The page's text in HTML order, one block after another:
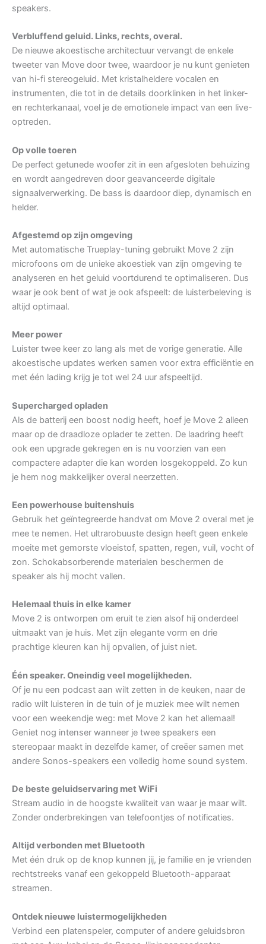
speakers.
Verbluffend geluid. Links, rechts, overal.
De nieuwe akoestische architectuur vervangt de enkele
tweeter van Move door twee, waardoor je nu kunt genieten
van hi-fi stereogeluid. Met kristalheldere vocalen en
instrumenten, die tot in de details doorklinken in het linker-
en rechterkanaal, voel je de emotionele impact van een live-
optreden.
Op volle toeren
De perfect getunede woofer zit in een afgesloten behuizing
en wordt aangedreven door geavanceerde digitale
signaalverwerking. De bass is daardoor diep, dynamisch en
helder.
Afgestemd op zijn omgeving
Met automatische Trueplay-tuning gebruikt Move 2 zijn
microfoons om de unieke akoestiek van zijn omgeving te
analyseren en het geluid voortdurend te optimaliseren. Dus
waar je ook bent of wat je ook afspeelt: de luisterbeleving is
altijd optimaal.
Meer power
Luister twee keer zo lang als met de vorige generatie. Alle
akoestische updates werken samen voor extra efficiëntie en
met één lading krijg je tot wel 24 uur afspeeltijd.
Supercharged opladen
Als de batterij een boost nodig heeft, hoef je Move 2 alleen
maar op de draadloze oplader te zetten. De laadring heeft
ook een upgrade gekregen en is nu voorzien van een
compactere adapter die kan worden losgekoppeld. Zo kun
je hem nog makkelijker overal neerzetten.
Een powerhouse buitenshuis
Gebruik het geïntegreerde handvat om Move 2 overal met je
mee te nemen. Het ultrarobuuste design heeft geen enkele
moeite met gemorste vloeistof, spatten, regen, vuil, vocht of
zon. Schokabsorberende materialen beschermen de
speaker als hij mocht vallen.
Helemaal thuis in elke kamer
Move 2 is ontworpen om eruit te zien alsof hij onderdeel
uitmaakt van je huis. Met zijn elegante vorm en drie
prachtige kleuren kan hij opvallen, of juist niet.
Één speaker. Oneindig veel mogelijkheden.
Of je nu een podcast aan wilt zetten in de keuken, naar de
radio wilt luisteren in de tuin of je muziek mee wilt nemen
voor een weekendje weg: met Move 2 kan het allemaal!
Geniet nog intenser wanneer je twee speakers een
stereopaar maakt in dezelfde kamer, of creëer samen met
andere Sonos-speakers een volledig home sound system.
De beste geluidservaring met WiFi
Stream audio in de hoogste kwaliteit van waar je maar wilt.
Zonder onderbrekingen van telefoontjes of notificaties.
Altijd verbonden met Bluetooth
Met één druk op de knop kunnen jij, je familie en je vrienden
rechtstreeks vanaf een gekoppeld Bluetooth-apparaat
streamen.
Ontdek nieuwe luistermogelijkheden
Verbind een platenspeler, computer of andere geluidsbron